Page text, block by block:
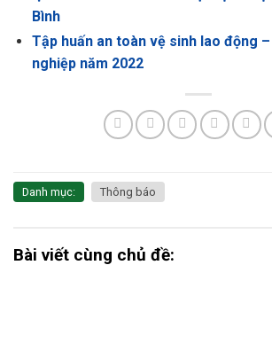
Bình
Tập huấn an toàn vệ sinh lao động
nghiệp năm 2022
Danh mục: Thông báo
Bài viết cùng chủ đề: